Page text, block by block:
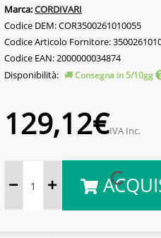
Marca:CORDIVARI
Codice DEM: COR3500261010055
Codice Articolo Fornitore:
Codice EAN: 2000000034874
Disponibilità:
Consegna in 5/10gg
129,12€IVA Inc.